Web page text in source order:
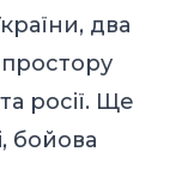
два
росії. Ще
бойова